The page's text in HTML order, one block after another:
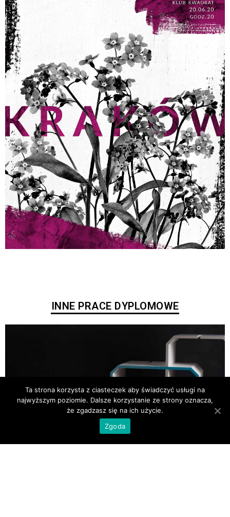
INNE PRACE DYPLOMOWE
Ta strona korzysta z ciasteczek aby świadczyć usługi na
najwyższym poziomie. Dalsze korzystanie ze strony oznacza,
że zgadzasz się na ich użycie.
Zgoda